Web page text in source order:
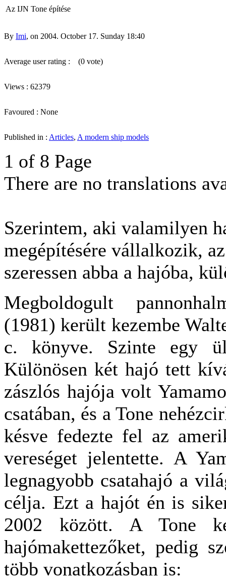
Az IJN Tone építése
By Imi, on 2004. October 17. Sunday 18:40
Average user rating : (0 vote)
Views : 62379
Favoured : None
Published in : Articles, A modern ship models
1 of 8 Page
There are no translations
Szerintem, aki valamilyen
megépítésére vállalkozik,
szeressen abba a hajóba,
Megboldogult
(1981) került kezembe
c. könyve. Szinte egy
Különösen két hajó tett
zászlós hajója volt
csatában, és a Tone
késve fedezte fel az
vereséget jelentette. A
legnagyobb csatahajó a
célja. Ezt a hajót én is
2002 között. A Tone
hajómakettezőket, pedig
több vonatkozásban is: